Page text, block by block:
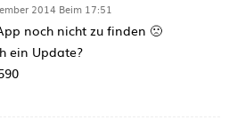
2014 Beim 17:51
noch nicht zu finden 🙁
ein Update?